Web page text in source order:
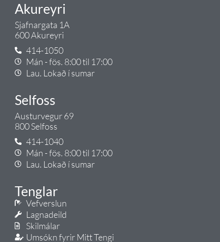
Akureyri
Sjafnargata 1A
600 Akureyri
414-1050
Mán - fös. 8:00 til 17:00
Lau. Lokað í sumar
Selfoss
Austurvegur 69
800 Selfoss
414-1040
Mán - fös. 8:00 til 17:00
Lau. Lokað í sumar
Tenglar
Vefverslun
Lagnadeild
Skilmálar
Umsókn fyrir Mitt Tengi